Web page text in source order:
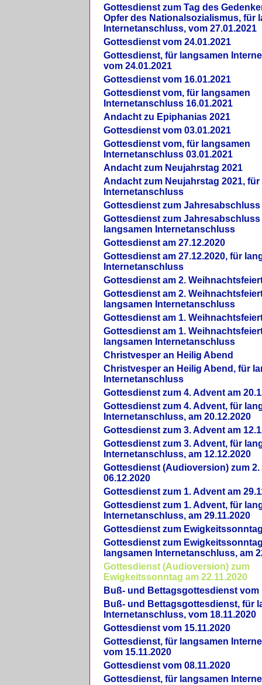
Gottesdienst zum Tag des
Opfer des Nationalsozialismus, für
Internetanschluss, vom 27.01.2021
Gottesdienst vom 24.01.2021
Gottesdienst, für langsamen
vom 24.01.2021
Gottesdienst vom 16.01.2021
Gottesdienst vom, für langsamen
Internetanschluss 16.01.2021
Andacht zu Epiphanias 2021
Gottesdienst vom 03.01.2021
Gottesdienst vom, für langsamen
Internetanschluss 03.01.2021
Andacht zum Neujahrstag 2021
Andacht zum Neujahrstag 2021,
Internetanschluss
Gottesdienst zum Jahresabschluss
Gottesdienst zum Jahresabschluss
langsamen Internetanschluss
Gottesdienst am 27.12.2020
Gottesdienst am 27.12.2020, für
Internetanschluss
Gottesdienst am 2.
Gottesdienst am 2.
langsamen Internetanschluss
Gottesdienst am 1.
Gottesdienst am 1.
langsamen Internetanschluss
Christvesper an Heilig Abend
Christvesper an Heilig Abend, für
Internetanschluss
Gottesdienst zum 4. Advent am
Gottesdienst zum 4. Advent, für
Internetanschluss, am 20.12.2020
Gottesdienst zum 3. Advent am
Gottesdienst zum 3. Advent, für
Internetanschluss, am 12.12.2020
Gottesdienst (Audioversion) zum 2.
06.12.2020
Gottesdienst zum 1. Advent am
Gottesdienst zum 1. Advent, für
Internetanschluss, am 29.11.2020
Gottesdienst zum
Gottesdienst zum
langsamen Internetanschluss, am
Gottesdienst (Audioversion) zum
Ewigkeitssonntag am 22.11.2020
Buß- und Bettagsgottesdienst vom
Buß- und Bettagsgottesdienst, für
Internetanschluss, vom 18.11.2020
Gottesdienst vom 15.11.2020
Gottesdienst, für langsamen
vom 15.11.2020
Gottesdienst vom 08.11.2020
Gottesdienst, für langsamen